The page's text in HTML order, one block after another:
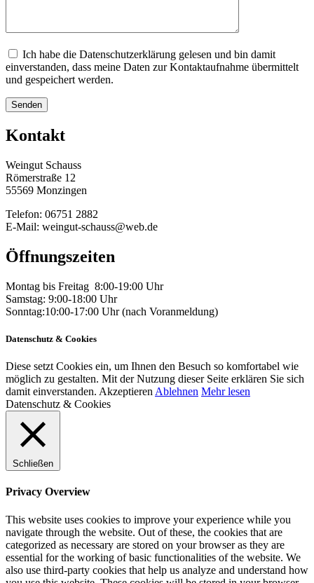
Ich habe die Datenschutzerklärung gelesen und bin damit
einverstanden, dass meine Daten zur Kontaktaufnahme übermittelt
und gespeichert werden.
Kontakt
Weingut Schauss
Römerstraße 12
55569 Monzingen
Telefon: 06751 2882
E-Mail: weingut-schauss@web.de
Öffnungszeiten
Montag bis Freitag 8:00-19:00 Uhr
Samstag: 9:00-18:00 Uhr
Sonntag:10:00-17:00 Uhr (nach Voranmeldung)
Datenschutz & Cookies
Diese setzt Cookies ein, um Ihnen den Besuch so komfortabel wie
möglich zu gestalten. Mit der Nutzung dieser Seite erklären Sie sich
damit einverstanden. Akzeptieren Ablehnen Mehr lesen
Datenschutz & Cookies
Schließen
Privacy Overview
This website uses cookies to improve your experience while you
navigate through the website. Out of these, the cookies that are
categorized as necessary are stored on your browser as they are
essential for the working of basic functionalities of the website. We
also use third-party cookies that help us analyze and understand how